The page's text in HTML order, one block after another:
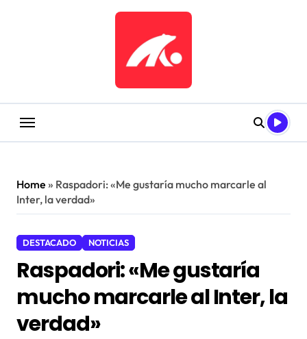
Home » Raspadori: «Me gustaría mucho marcarle al
Inter, la verdad»
DESTACADO NOTICIAS
Raspadori: «Me gustaría
mucho marcarle al Inter, la
verdad»